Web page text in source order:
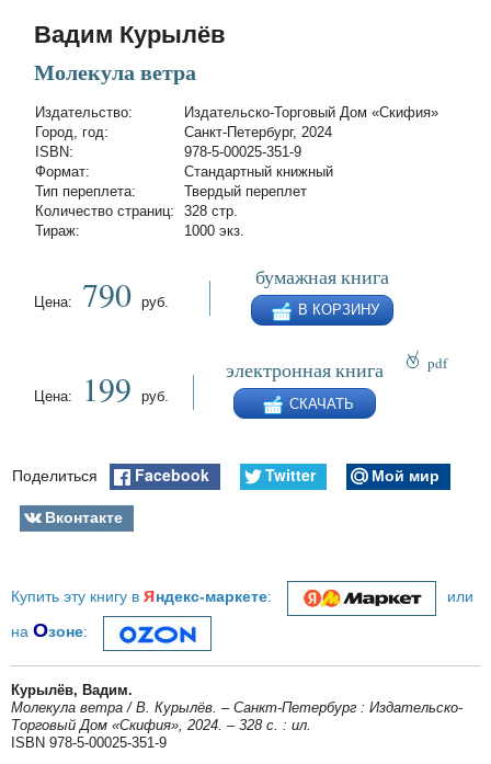
Вадим Курылёв
Молекула ветра
Издательство:
Издательско-Торговый Дом «Скифия»
Город, год:
Санкт-Петербург, 2024
ISBN:
978-5-00025-351-9
Формат:
Стандартный книжный
Тип переплета:
Твердый переплет
Количество страниц:
328 стр.
Тираж:
1000 экз.
Цена: 790 руб.
бумажная книга
В КОРЗИНУ
Цена: 199 руб.
электронная книга
СКАЧАТЬ
pdf
Поделиться Facebook Twitter
Мой мир
Вконтакте
Купить эту книгу в яндекс-маркете: или
на Озоне:
Курылёв, Вадим.
Молекула ветра / В. Курылёв. – Санкт-Петербург : Издательско-
Торговый Дом «Скифия», 2024. – 328 с. : ил.
ISBN 978-5-00025-351-9